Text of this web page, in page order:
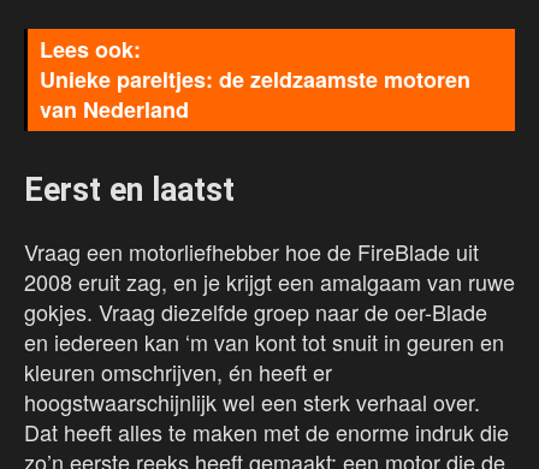
Unieke pareltjes: de zeldzaamste motoren
van Nederland
Eerst en laatst
Vraag een motorliefhebber hoe de FireBlade uit
2008 eruit zag, en je krijgt een amalgaam van ruwe
gokjes. Vraag diezelfde groep naar de oer-Blade
en iedereen kan ‘m van kont tot snuit in geuren en
kleuren omschrijven, én heeft er
hoogstwaarschijnlijk wel een sterk verhaal over.
Dat heeft alles te maken met de enorme indruk die
zo’n eerste reeks heeft gemaakt: een motor die de